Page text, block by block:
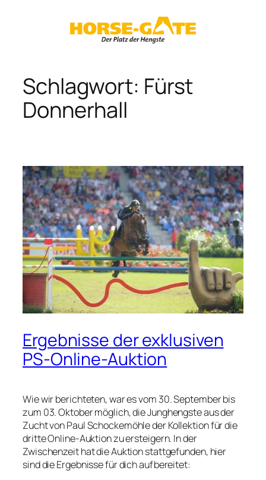
Schlagwort: Fürst
Donnerhall
Ergebnisse der exklusiven
PS-Online-Auktion
Wie wir berichteten, war es vom 30. September bis
zum 03. Oktober möglich, die Junghengste aus der
Zucht von Paul Schockemöhle der Kollektion für die
dritte Online-Auktion zu ersteigern. In der
Zwischenzeit hat die Auktion stattgefunden, hier
sind die Ergebnisse für dich aufbereitet: